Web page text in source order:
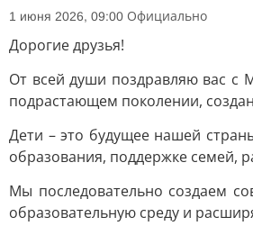
1 июня 2026, 09:00 Официально
Дорогие друзья!
От всей души поздравляю вас с
подрастающем поколении,
Дети – это будущее нашей
образования, поддержке семей,
Мы последовательно создаем
образовательную среду и